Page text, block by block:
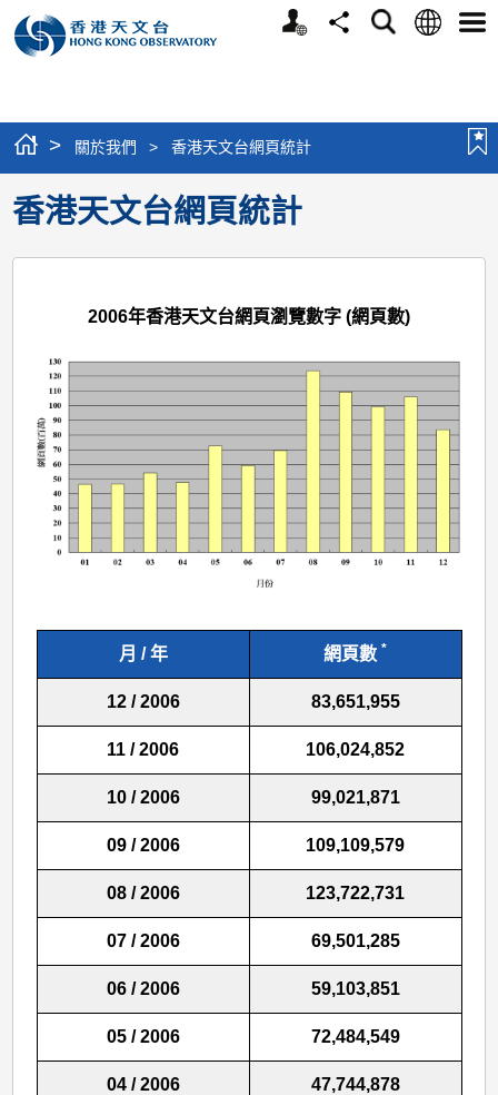
個
分
搜
語
選
> 關於我們 > 香港天文台網頁統計
香港天文台網頁統計
2006年香港天文台網頁瀏覽數字 (網頁數)
月 / 年 網頁數 *
12 / 2006 83,651,955
11 / 2006 106,024,852
10 / 2006 99,021,871
09 / 2006 109,109,579
08 / 2006 123,722,731
07 / 2006 69,501,285
06 / 2006 59,103,851
05 / 2006 72,484,549
04 / 2006 47,744,878